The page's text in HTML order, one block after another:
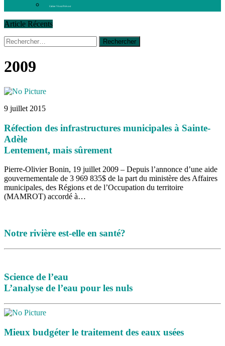
Cahier Vivez Prévost
Article Récents
14 octobre 2015
La course de boîtes à savon du club
30 juin 2015
16 juillet 2026
16 juillet 2026
16 juillet 2026
Rechercher :
2009
9 juillet 2015
Réfection des infrastructures municipales à Sainte-
Adèle
Lentement, mais sûrement
Pierre-Olivier Bonin, 19 juillet 2009 – Depuis l’annonce d’une aide
gouvernementale de 3 969 835$ de la part du ministère des Affaires
municipales, des Régions et de l’Occupation du territoire
(MAMROT) accordé à…
Notre rivière est-elle en santé?
Science de l’eau
L’analyse de l’eau pour les nuls
Mieux budgéter le traitement des eaux usées